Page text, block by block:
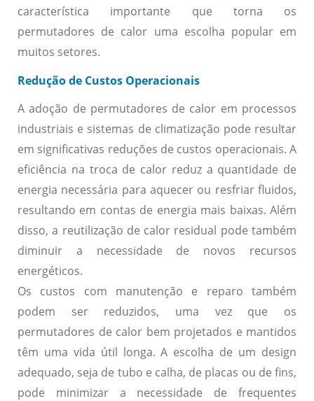
característica importante que torna os
permutadores de calor uma escolha popular em
muitos setores.
Redução de Custos Operacionais
A adoção de permutadores de calor em processos
industriais e sistemas de climatização pode resultar
em significativas reduções de custos operacionais. A
eficiência na troca de calor reduz a quantidade de
energia necessária para aquecer ou resfriar fluidos,
resultando em contas de energia mais baixas. Além
disso, a reutilização de calor residual pode também
diminuir a necessidade de novos recursos
energéticos.
Os custos com manutenção e reparo também
podem ser reduzidos, uma vez que os
permutadores de calor bem projetados e mantidos
têm uma vida útil longa. A escolha de um design
adequado, seja de tubo e calha, de placas ou de fins,
pode minimizar a necessidade de frequentes